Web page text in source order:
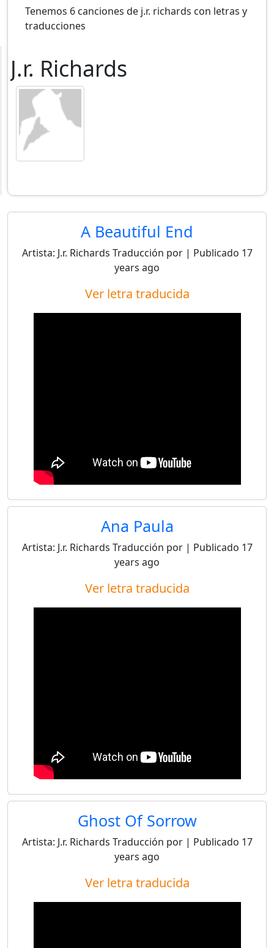
Tenemos 6 canciones de j.r. richards con letras y
traducciones
J.r. Richards
A Beautiful End
Artista: J.r. Richards Traducción por | Publicado 17
years ago
Ver letra traducida
Ana Paula
Artista: J.r. Richards Traducción por | Publicado 17
years ago
Ver letra traducida
Ghost Of Sorrow
Artista: J.r. Richards Traducción por | Publicado 17
years ago
Ver letra traducida